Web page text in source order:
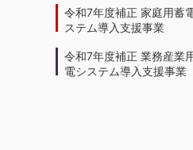
令和7年度補正 家庭用蓄
ステム導入支援事業
令和7年度補正 業務産業
電システム導入支援事業